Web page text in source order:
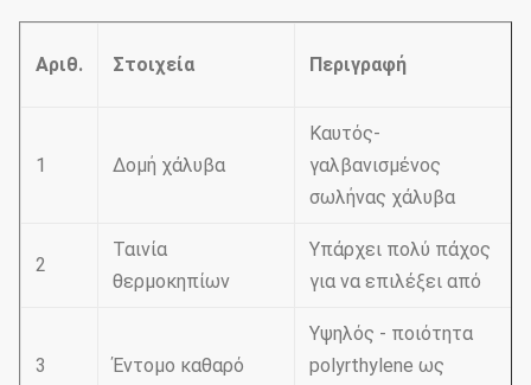
Αριθ. Στοιχεία Περιγραφή
1 Δομή χάλυβα
Καυτός-
γαλβανισμένος
σωλήνας χάλυβα
2
Ταινία
θερμοκηπίων
Υπάρχει πολύ πάχος
για να επιλέξει από
3 Έντομο καθαρό
Υψηλός - ποιότητα
polyrthylene ως